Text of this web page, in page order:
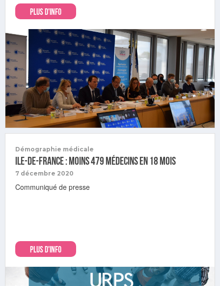
PLUS D'INFO
Démographie médicale
Ile-de-France : moins 479 médecins en 18 mois
7 décembre 2020
Communiqué de presse
PLUS D'INFO